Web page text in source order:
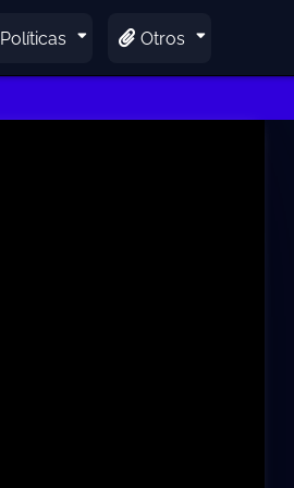
Políticas Otros